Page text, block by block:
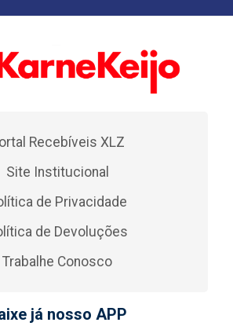
Recebíveis XLZ
Site Institucional
de Privacidade
de Devoluções
Trabalhe Conosco
já nosso APP